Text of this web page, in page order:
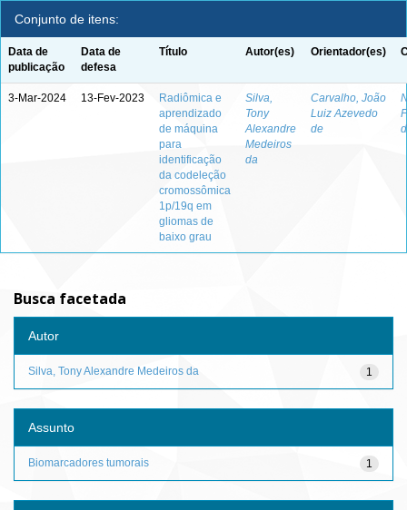
Conjunto de itens:
Data de
publicação
Data de
defesa
Título Autor(es) Orientador(es)
3-Mar-2024 13-Fev-2023
Radiômica e
aprendizado
de máquina
para
identificação
da codeleção
cromossômica
1p/19q em
gliomas de
baixo grau
Silva,
Tony
Alexandre
Medeiros
da
Carvalho, João
Luiz Azevedo
de
Busca facetada
Autor
1
Silva, Tony Alexandre Medeiros da
Assunto
1
Biomarcadores tumorais